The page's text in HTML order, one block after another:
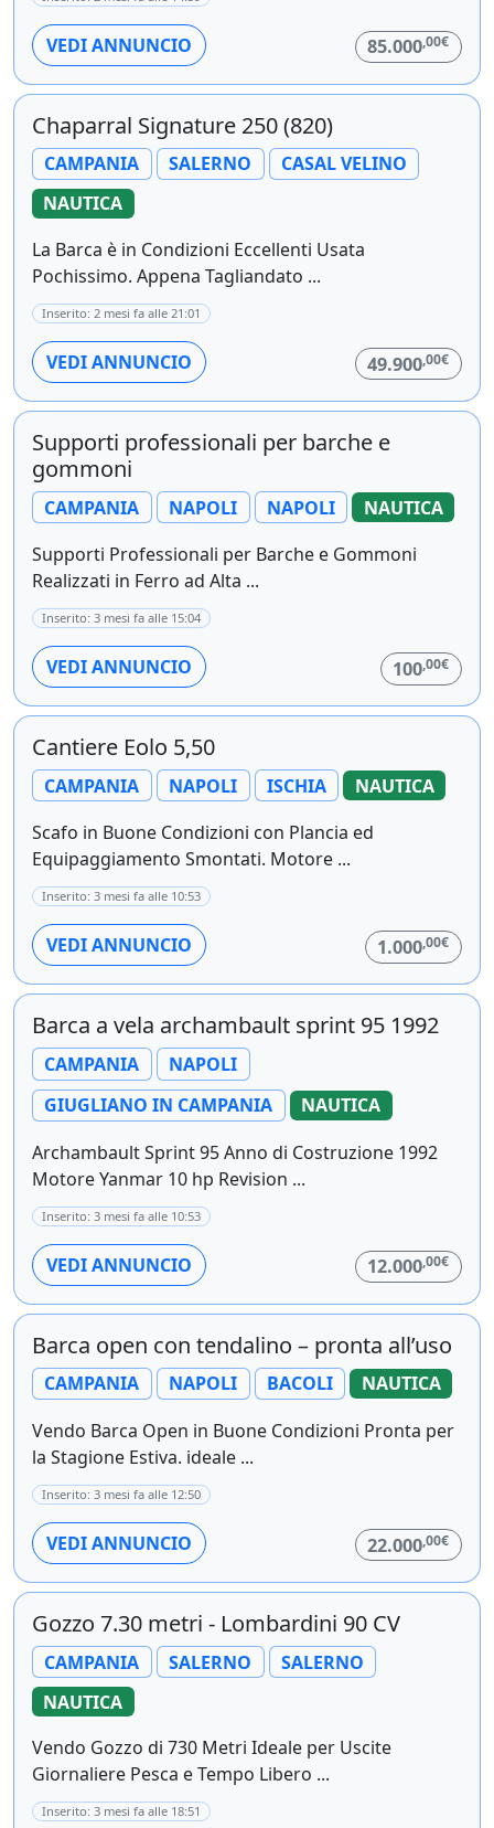
VEDI ANNUNCIO 85.000,00€
Chaparral Signature 250 (820)
CAMPANIA SALERNO
CASAL VELINO
NAUTICA
La Barca è in Condizioni Eccellenti Usata
Pochissimo. Appena Tagliandato ...
Inserito: 2 mesi fa alle 21:01
VEDI ANNUNCIO 49.900,00€
Supporti professionali per barche e
gommoni
CAMPANIA NAPOLI NAPOLI
NAUTICA
Supporti Professionali per Barche e Gommoni
Realizzati in Ferro ad Alta ...
Inserito: 3 mesi fa alle 15:04
VEDI ANNUNCIO 100,00€
Cantiere Eolo 5,50
CAMPANIA NAPOLI ISCHIA
NAUTICA
Scafo in Buone Condizioni con Plancia ed
Equipaggiamento Smontati. Motore ...
Inserito: 3 mesi fa alle 10:53
VEDI ANNUNCIO 1.000,00€
Barca a vela archambault sprint 95 1992
CAMPANIA
NAPOLI
GIUGLIANO IN CAMPANIA
NAUTICA
Archambault Sprint 95 Anno di Costruzione 1992
Motore Yanmar 10 hp Revision ...
Inserito: 3 mesi fa alle 10:53
VEDI ANNUNCIO 12.000,00€
Barca open con tendalino – pronta all’uso
CAMPANIA NAPOLI BACOLI
NAUTICA
Vendo Barca Open in Buone Condizioni Pronta per
la Stagione Estiva. ideale ...
Inserito: 3 mesi fa alle 12:50
VEDI ANNUNCIO 22.000,00€
Gozzo 7.30 metri - Lombardini 90 CV
CAMPANIA SALERNO
SALERNO
NAUTICA
Vendo Gozzo di 730 Metri Ideale per Uscite
Giornaliere Pesca e Tempo Libero ...
Inserito: 3 mesi fa alle 18:51